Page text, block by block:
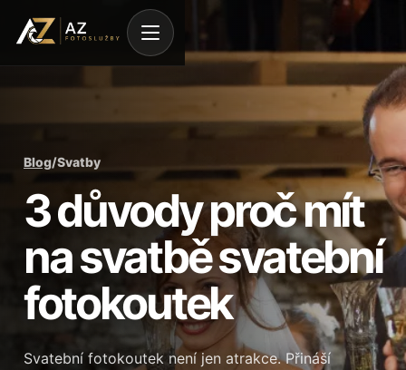
Blog/Svatby
3 důvody proč mít
na svatbě svatební
fotokoutek
Svatební fotokoutek není jen atrakce. Přináší